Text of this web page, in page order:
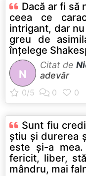
Dacă ar fi să
ceea ce
intrigant, dar
greu de
înţelege
N
Citat de
adevăr
Sunt fiu
ştiu şi durerea
este şi-a
fericit, liber,
mândru, mai